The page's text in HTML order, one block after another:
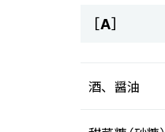
［A］
酒、醤油